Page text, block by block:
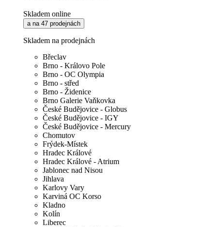
Skladem online
a na 47 prodejnách
Skladem na prodejnách
Břeclav
Brno - Královo Pole
Brno - OC Olympia
Brno - střed
Brno - Židenice
Brno Galerie Vaňkovka
České Budějovice - Globus
České Budějovice - IGY
České Budějovice - Mercury
Chomutov
Frýdek-Místek
Hradec Králové
Hradec Králové - Atrium
Jablonec nad Nisou
Jihlava
Karlovy Vary
Karviná OC Korso
Kladno
Kolín
Liberec